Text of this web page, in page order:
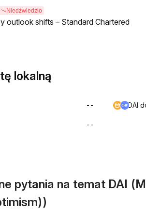
Niedźwiedzio
outlook shifts – Standard Chartered
lokalną
-- DAI
--
pytania na temat DAI